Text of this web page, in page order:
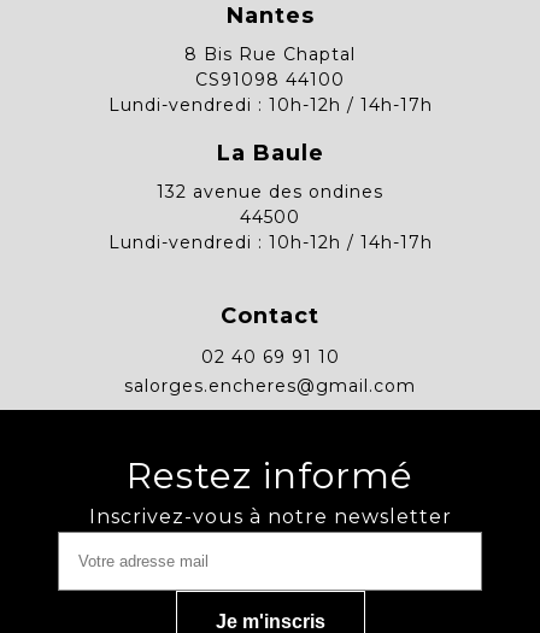
Nantes
8 Bis Rue Chaptal
CS91098 44100
Lundi-vendredi : 10h-12h / 14h-17h
La Baule
132 avenue des ondines
44500
Lundi-vendredi : 10h-12h / 14h-17h
Contact
02 40 69 91 10
salorges.encheres@gmail.com
Restez informé
Inscrivez-vous à notre newsletter